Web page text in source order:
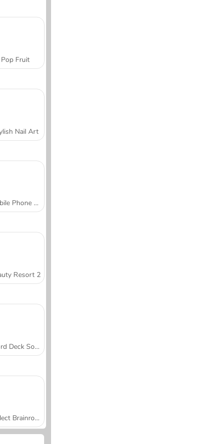
Pop Fruit
Nail Art
Mobile Phone Case Design & DIY
Resort 2
Word Deck Solitaire
Collect Brainrot Arena